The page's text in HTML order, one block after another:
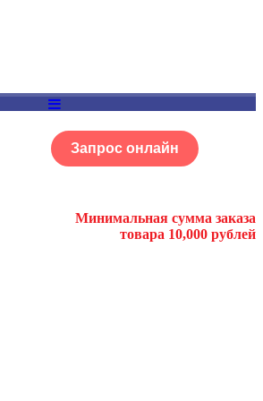
Запрос онлайн
Минимальная сумма заказа
товара 10,000 рублей